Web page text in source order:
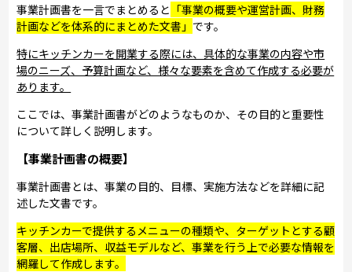
事業計画書を一言でまとめると 「事業の概要や運営計画、財務
計画などを体系的にまとめた文書」 です。
特にキッチンカーを開業する際には、具体的な事業の内容や市
場のニーズ、予算計画など、様々な要素を含めて作成する必要が
あります。
ここでは、事業計画書がどのようなものか、その目的と重要性
について詳しく説明します。
【事業計画書の概要】
事業計画書とは、事業の目的、目標、実施方法などを詳細に記
述した文書です。
キッチンカーで提供するメニューの種類や、ターゲットとする顧
客層、出店場所、収益モデルなど、事業を行う上で必要な情報を
網羅して作成します。